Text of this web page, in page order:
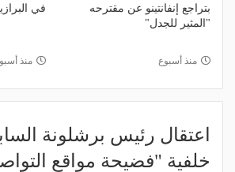
بتراجع إنفانتينو عن مقترحه
"المثير للجدل"
منذ أسبوع
في
منذ
اعتقال رئيس برشلونة
خلفية "فضيحة مواقع